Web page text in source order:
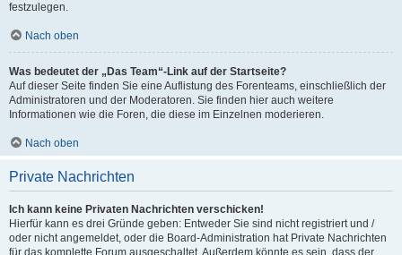
festzulegen.
Nach oben
Was bedeutet der „Das Team“-Link auf der Startseite?
Auf dieser Seite finden Sie eine Auflistung des Forenteams, einschließlich der
Administratoren und der Moderatoren. Sie finden hier auch weitere
Informationen wie die Foren, die diese im Einzelnen moderieren.
Nach oben
Private Nachrichten
Ich kann keine Privaten Nachrichten verschicken!
Hierfür kann es drei Gründe geben: Entweder Sie sind nicht registriert und /
oder nicht angemeldet, oder die Board-Administration hat Private Nachrichten
für das komplette Forum ausgeschaltet. Außerdem könnte es sein, dass der